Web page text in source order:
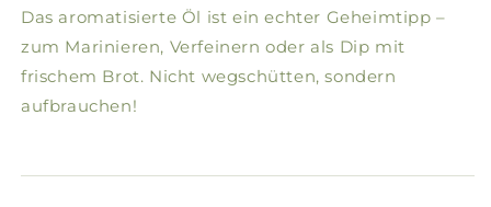
Das aromatisierte Öl ist ein echter Geheimtipp –
zum Marinieren, Verfeinern oder als Dip mit
frischem Brot. Nicht wegschütten, sondern
aufbrauchen!